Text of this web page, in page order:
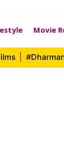
Movie